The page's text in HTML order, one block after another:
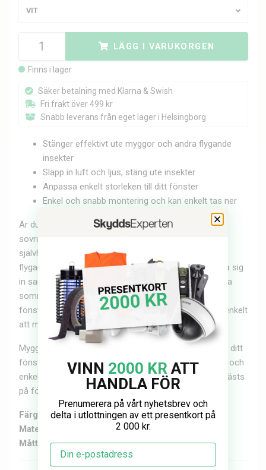
VIT
LÄGG I VARUKORGEN
Finns i lager
Säker betalning med Klarna & Swish
Fri frakt över 499 kr
Snabb leverans från eget lager i Helsingborg
Stänger effektivt ute myggor och andra flygande
insekter
Släpp in luft och ljus, stäng ute insekter
Anpassa enkelt storleken till ditt fönster
Enkel och snabb montering och kan enkelt tas ner
Är du trött på att myggor och andra insekter flyger in i
sovrummet? Med detta praktiska och effektivt
självhäftande finmaskiga myggnät förhindrar du att
flygande insekter såsom myggor, bin och flugor kan ta sig
in samtidigt som du kan vädra ut hemmet under varma
sommardagar och kvällar. Myggnätet passar de flesta
fönster och med dess självhäftande förmåga är det enkelt
att montera.
Myggnätet kan enkelt klippas till i storlek för att passa ditt
fönster perfekt. Insektsnätet monteras sedan snabbt och
enkelt med medföljande kardborreband (5,5 m) som fästs
på fönsterkarmen med dubbelhäftande tejp.
Färg:
Vit eller Svart
Material:
Mått:
130x150 cm
VINN 2000 KR ATT
HANDLA FÖR
Prenumerera på vårt nyhetsbrev och
delta i utlottningen av ett presentkort på
2 000 kr.
Email